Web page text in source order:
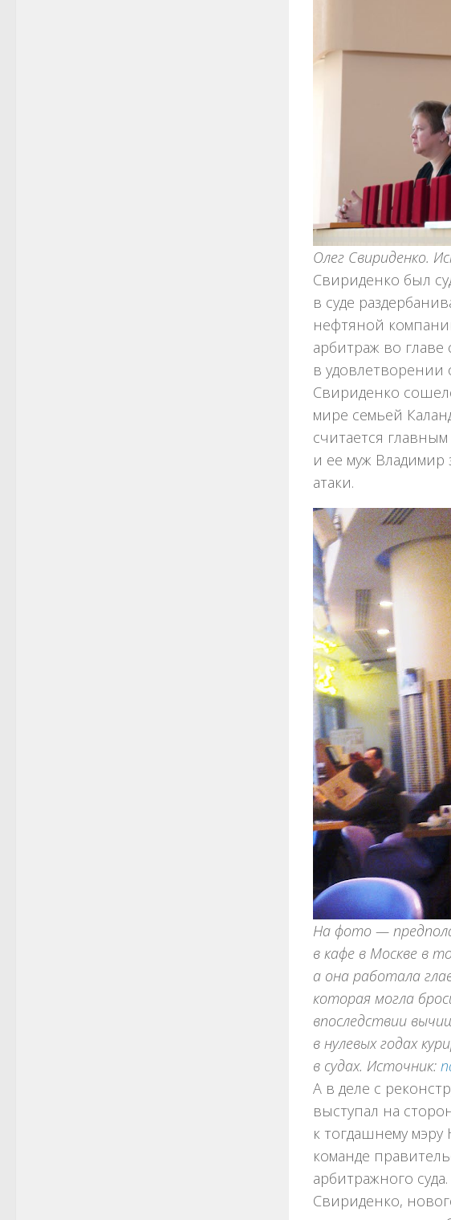
Олег Свириденко.
Свириденко был
в суде
нефтяной
арбитраж во
в
Свириденко
мире семьей
считается
и ее муж
атаки.
На фото —
в кафе в Москве в
а она работала
которая могла
впоследствии
в нулевых годах
в судах. Источник:
А в деле с
выступал на
к тогдашнему
команде
арбитражного
Свириденко,